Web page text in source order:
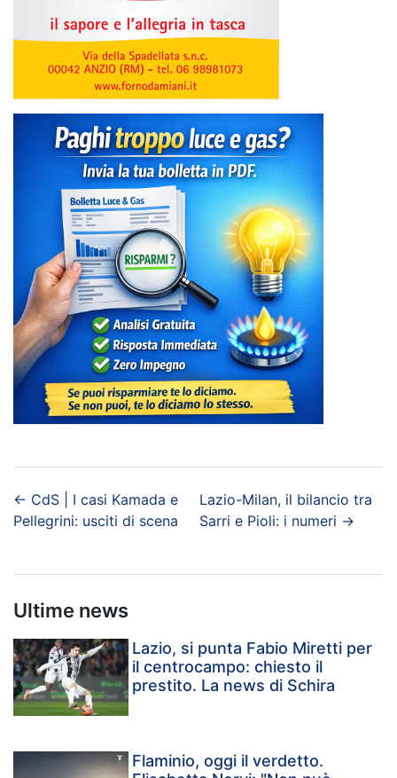
← CdS | I casi Kamada e
Pellegrini: usciti di scena
Lazio-Milan, il bilancio tra
Sarri e Pioli: i numeri →
Ultime news
Lazio, si punta Fabio Miretti per
il centrocampo: chiesto il
prestito. La news di Schira
Flaminio, oggi il verdetto.